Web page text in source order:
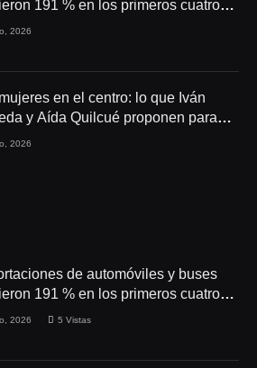
191 % en los primeros cuatro
de 2026
2026
en el centro: lo que Iván
y Aída Quilcué proponen para
2026
de automóviles y buses
191 % en los primeros cuatro
de 2026
2026 5 Vistas